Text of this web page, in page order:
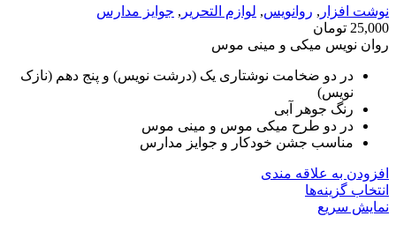
نوشت افزار , روانویس, لوازم التحریر , جوایز مدارس
25,000 تومان
روان نویس میکی و مینی موس
در دو ضخامت نوشتاری یک (درشت نویس) و پنج دهم (نازک
نویس)
رنگ جوهر آبی
در دو طرح میکی موس و مینی موس
مناسب جشن خودکار و جوایز مدارس
افزودن به علاقه مندی
انتخاب گزینه‌ها
نمایش سریع